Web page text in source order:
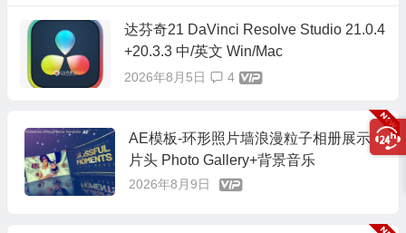
达芬奇21 DaVinci Resolve Studio 21.0.4
+20.3.3 中/英文 Win/Mac
2026年8月5日 4
AE模板-环形照片墙浪漫粒子相册展示
片头 Photo Gallery+背景音乐
2026年8月9日